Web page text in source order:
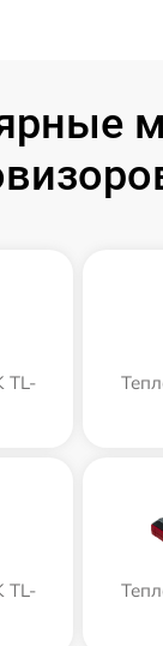
TL-
TL-